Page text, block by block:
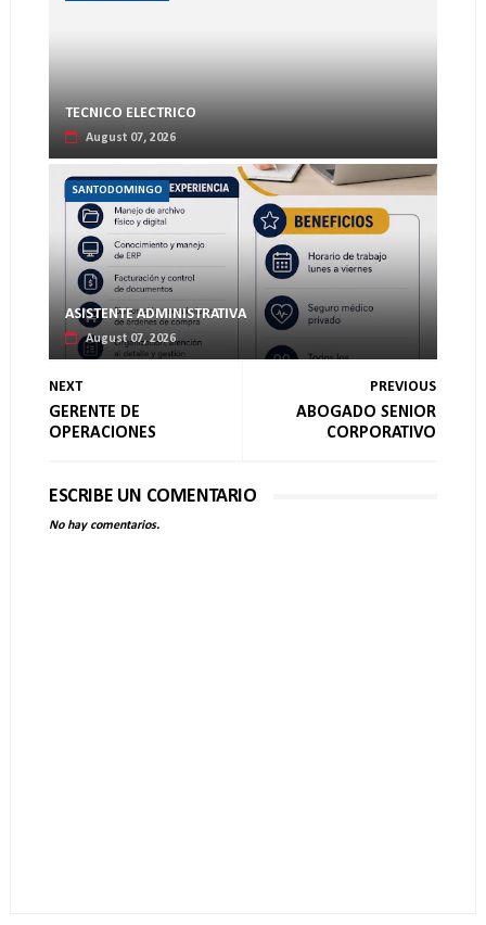
TECNICO ELECTRICO
August 07, 2026
SANTODOMINGO
ASISTENTE ADMINISTRATIVA
August 07, 2026
NEXT
GERENTE DE
OPERACIONES
PREVIOUS
ABOGADO SENIOR
CORPORATIVO
ESCRIBE UN COMENTARIO
No hay comentarios.